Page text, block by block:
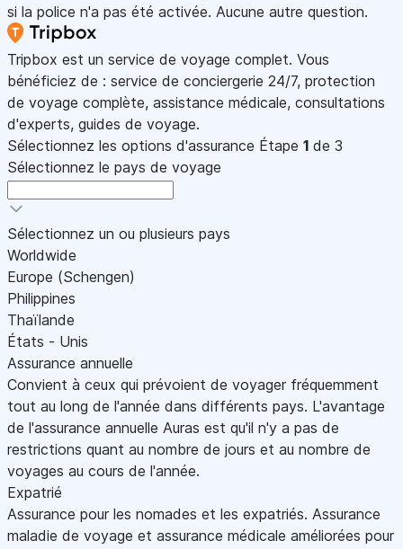
si la police n'a pas été activée. Aucune autre question.
Tripbox est un service de voyage complet. Vous
bénéficiez de : service de conciergerie 24/7, protection
de voyage complète, assistance médicale, consultations
d'experts, guides de voyage.
Sélectionnez les options d'assurance Étape 1 de 3
Sélectionnez le pays de voyage
Sélectionnez un ou plusieurs pays
Worldwide
Europe (Schengen)
Philippines
Thaïlande
États - Unis
Assurance annuelle
Convient à ceux qui prévoient de voyager fréquemment
tout au long de l'année dans différents pays. L'avantage
de l'assurance annuelle Auras est qu'il n'y a pas de
restrictions quant au nombre de jours et au nombre de
voyages au cours de l'année.
Expatrié
Assurance pour les nomades et les expatriés. Assurance
maladie de voyage et assurance médicale améliorées pour